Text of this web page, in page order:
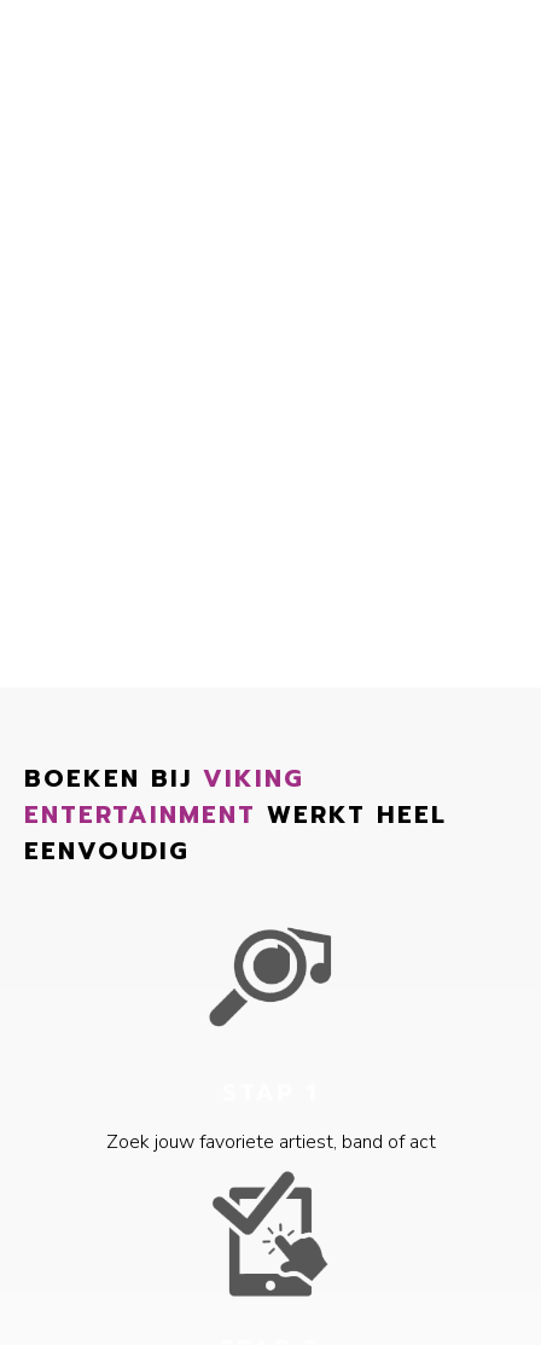
BOEKEN BIJ VIKING
ENTERTAINMENT WERKT HEEL
EENVOUDIG
Zoek jouw favoriete artiest, band of act